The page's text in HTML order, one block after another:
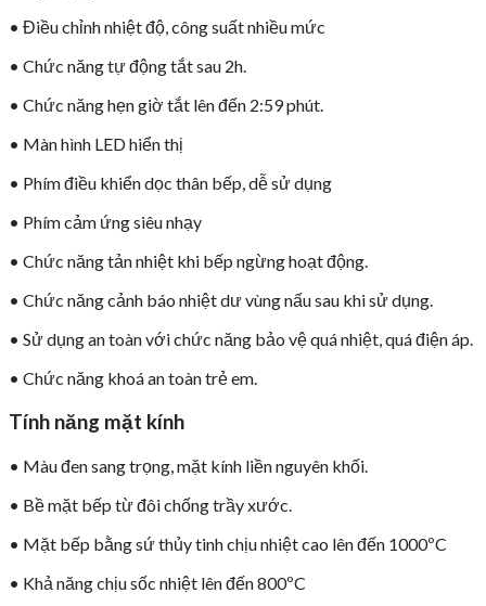
• Điều chỉnh nhiệt độ, công suất nhiều mức
• Chức năng tự động tắt sau 2h.
• Chức năng hẹn giờ tắt lên đến 2:59 phút.
• Màn hình LED hiển thị
• Phím điều khiển dọc thân bếp, dễ sử dụng
• Phím cảm ứng siêu nhạy
• Chức năng tản nhiệt khi bếp ngừng hoạt động.
• Chức năng cảnh báo nhiệt dư vùng nấu sau khi sử dụng.
• Sử dụng an toàn với chức năng bảo vệ quá nhiệt, quá điện áp.
• Chức năng khoá an toàn trẻ em.
Tính năng mặt kính
• Màu đen sang trọng, mặt kính liền nguyên khối.
• Bề mặt bếp từ đôi chống trầy xước.
• Mặt bếp bằng sứ thủy tinh chịu nhiệt cao lên đến 1000ºC
• Khả năng chịu sốc nhiệt lên đến 800ºC